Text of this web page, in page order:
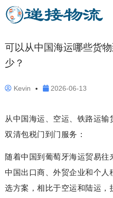
可以从中国海运哪些货
少？
Kevin 2026-06-13
从中国海运、空运、铁路运
双清包税门到门服务：
随着中国到葡萄牙海运贸易往
中国出口商、外贸企业和个人
选方案，相比于空运和陆运，